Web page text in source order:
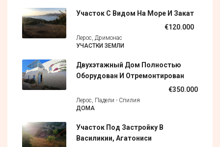
Участок С Видом На Море И Закат
€120.000
Лерос, Дримонас
УЧАСТКИ ЗЕМЛИ
Двухэтажный Дом Полностью
Оборудован И Отремонтирован
€350.000
Лерос, Падели - Спилия
ДОМА
Участок Под Застройку В
Василикии, Агатониси